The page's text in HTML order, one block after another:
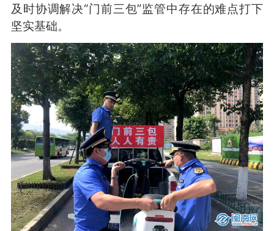
及时协调解决“门前三包”监管中存在的难点打下
坚实基础。